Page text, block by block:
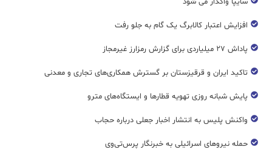
افزایش اعتبار کالابرگ یک گام به جلو رفت
پاداش ۲۷ میلیاردی برای گزارش رمزارز غیرمجاز
تاکید ایران و قرقیزستان بر گسترش همکاری‌های تجاری و معدنی
پایش شبانه روزی تهویه قطار‌ها و ایستگاه‌های مترو
واکنش پلیس به انتشار اخبار جعلی درباره حجاب
حمله نیروهای اسرائیلی به خبرنگار پرس‌تی‌وی